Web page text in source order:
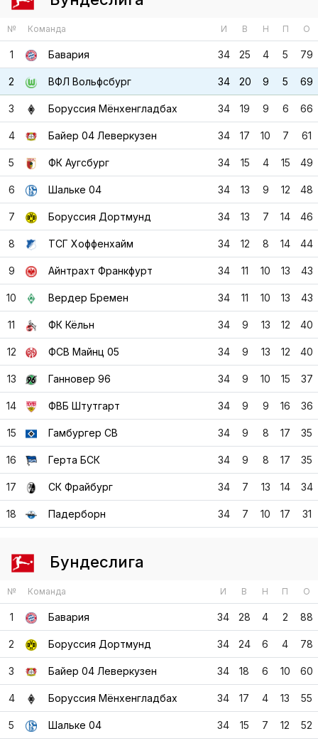
№ Команда И В Н П О
1 Бавария 34 25 4 5 79
2 ВФЛ Вольфсбург 34 20 9 5 69
3 Боруссия Мёнхенгладбах 34 19 9 6 66
4 Байер 04 Леверкузен 34 17 10 7 61
5 ФК Аугсбург 34 15 4 15 49
6 Шальке 04 34 13 9 12 48
7 Боруссия Дортмунд 34 13 7 14 46
8 ТСГ Хоффенхайм 34 12 8 14 44
9 Айнтрахт Франкфурт 34 11 10 13 43
10 Вердер Бремен 34 11 10 13 43
11 ФК Кёльн 34 9 13 12 40
12 ФСВ Майнц 05 34 9 13 12 40
13 Ганновер 96 34 9 10 15 37
14 ФВБ Штутгарт 34 9 9 16 36
15 Гамбургер СВ 34 9 8 17 35
16 Герта БСК 34 9 8 17 35
17 СК Фрайбург 34 7 13 14 34
18 Падерборн 34 7 10 17 31
Бундеслига
№ Команда И В Н П О
1 Бавария 34 28 4 2 88
2 Боруссия Дортмунд 34 24 6 4 78
3 Байер 04 Леверкузен 34 18 6 10 60
4 Боруссия Мёнхенгладбах 34 17 4 13 55
5 Шальке 04 34 15 7 12 52